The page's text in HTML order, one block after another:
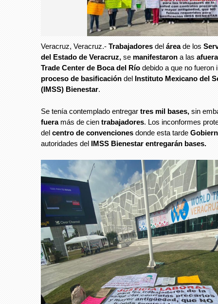
Veracruz, Veracruz.- Trabajadores del áreade los
del Estado de Veracruz, se manifestaron a las
Trade Center de Boca del Río debido a que no fueron
proceso de basificación del Instituto Mexicano del
(IMSS) Bienestar.
Se tenía contemplado entregar tres mil bases, sin
fuera más de cien trabajadores. Los inconformes
del centro de convenciones donde esta tarde
autoridades del IMSS Bienestar entregarán bases.